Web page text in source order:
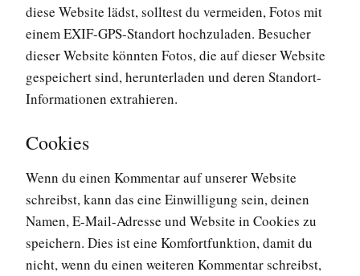
diese Website lädst, solltest du vermeiden, Fotos mit
einem EXIF-GPS-Standort hochzuladen. Besucher
dieser Website könnten Fotos, die auf dieser Website
gespeichert sind, herunterladen und deren Standort-
Informationen extrahieren.
Cookies
Wenn du einen Kommentar auf unserer Website
schreibst, kann das eine Einwilligung sein, deinen
Namen, E-Mail-Adresse und Website in Cookies zu
speichern. Dies ist eine Komfortfunktion, damit du
nicht, wenn du einen weiteren Kommentar schreibst,